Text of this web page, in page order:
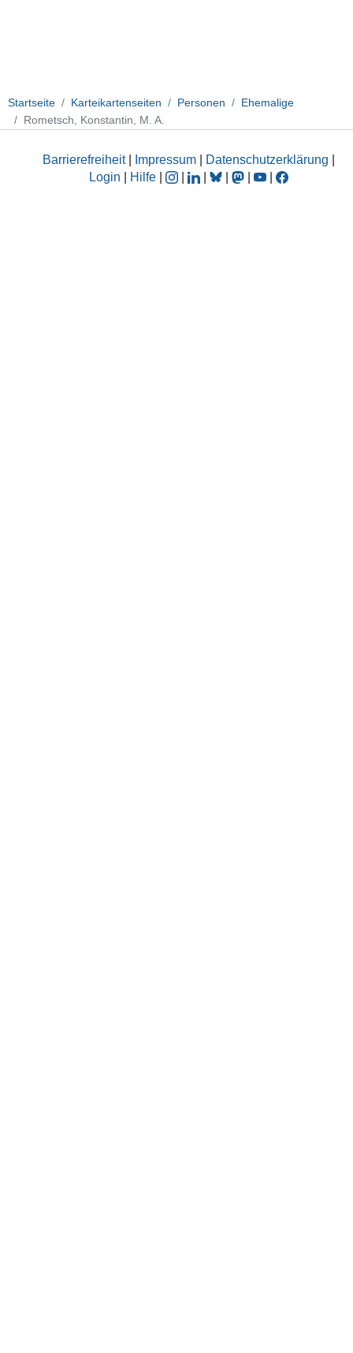
Startseite Karteikartenseiten Personen
Ehemalige
Rometsch, Konstantin, M. A.
Barrierefreiheit| Impressum Datenschutzerklärung
Login
Hilfe